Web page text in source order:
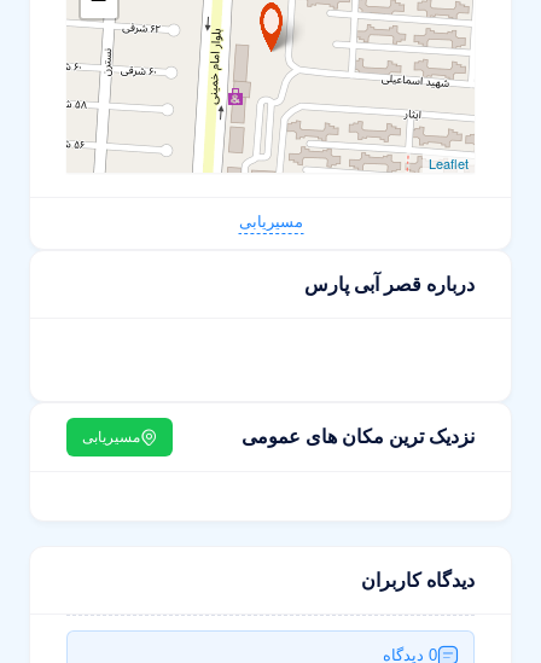
Leaflet
مسیریابی
درباره قصر آبی پارس
نزدیک ترین مکان های عمومی مسیریابی
دیدگاه کاربران
0 دیدگاه